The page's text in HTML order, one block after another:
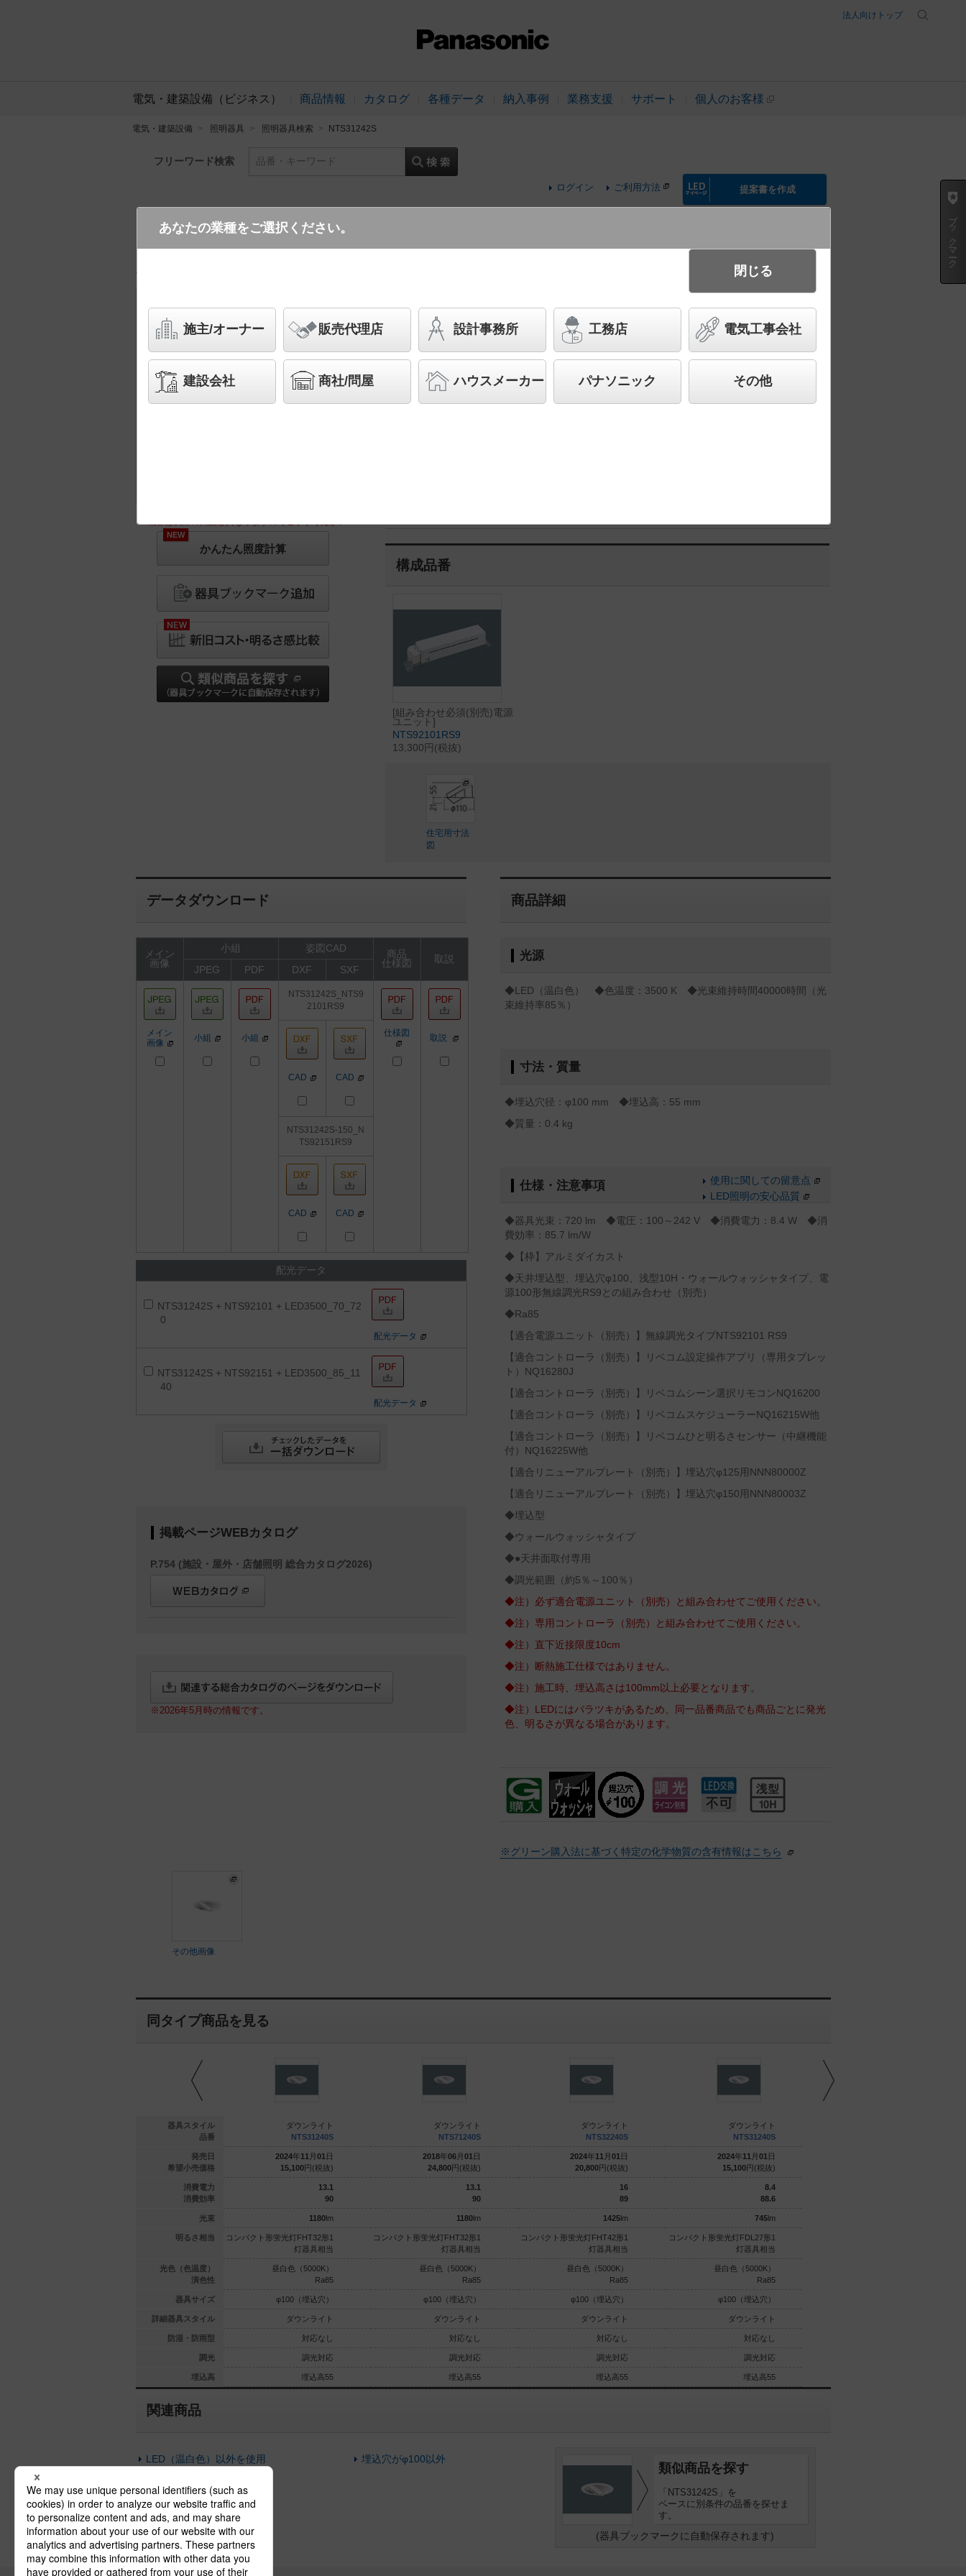
法人向けトップ
電気・建築設備（ビジネス） 商品情報 カタログ 各種データ 納入事例 業務支援 サポート 個人のお客様
電気・建築設備 照明器具 照明器具検索 NTS31242S
フリーワード検索 品番・キーワード
ログイン ご利用方法 提案書を作成
NTS31242S(電源100形無線調光RS9との組み合わせ（別売）)
※画像は実際の商品と異なりますのでご了承ください
NEW
かんたん照度計算
天井埋込型 LED（温白色） ダウンライト 浅型10H・ウォールウォッシャタ
イプ 調光タイプ（ライコン別売）／埋込穴φ100 TOLSO（トルソー）・
LiBecoM（リベコム） ウォールウォッシャ コンパクト形蛍光灯FDL27形1灯
器具相当 LED 100形
案する商品群です）
構成品番
[組み合わせ必須(別売)電源
ユニット]
NTS92101RS9
13,300円(税抜)
住宅用寸法
図
データダウンロード
メイン
画像
小組 姿図CAD
商品
仕様図
取説
JPEG
PDF DXF SXF
メイン
画像
小組 小組
NTS31242S_NTS9
2101RS9
仕様図 取説
CAD CAD
NTS31242S-150_N
TS92151RS9
CAD CAD
配光データ
NTS31242S + NTS92101 + LED3500_70_72
0
配光データ
NTS31242S + NTS92151 + LED3500_85_11
40
配光データ
掲載ページWEBカタログ
P.754 (施設・屋外・店舗照明 総合カタログ2026)
※2026年5月時の情報です。
商品詳細
光源
◆LED（温白色） ◆色温度：3500 K ◆光束維持時間40000時間（光
束維持率85％）
寸法・質量
◆埋込穴径：φ100 mm ◆埋込高：55 mm
◆質量：0.4 kg
仕様・注意事項
使用に関しての留意点
LED照明の安心品質
◆器具光束：720 lm ◆電圧：100～242 V ◆消費電力：8.4 W ◆消
費効率：85.7 lm/W
◆【枠】アルミダイカスト
◆天井埋込型、埋込穴φ100、浅型10H・ウォールウォッシャタイプ、電
源100形無線調光RS9との組み合わせ（別売）
◆Ra85
【適合電源ユニット（別売）】無線調光タイプNTS92101 RS9
【適合コントローラ（別売）】リベコム設定操作アプリ（専用タブレッ
ト）NQ16280J
【適合コントローラ（別売）】リベコムシーン選択リモコンNQ16200
【適合コントローラ（別売）】リベコムスケジューラーNQ16215W他
【適合コントローラ（別売）】リベコムひと明るさセンサー（中継機能
付）NQ16225W他
【適合リニューアルプレート（別売）】埋込穴φ125用NNN80000Z
【適合リニューアルプレート（別売）】埋込穴φ150用NNN80003Z
◆埋込型
◆ウォールウォッシャタイプ
◆●天井面取付専用
◆調光範囲（約5％～100％）
◆注）必ず適合電源ユニット（別売）と組み合わせてご使用ください。
◆注）専用コントローラ（別売）と組み合わせてご使用ください。
◆注）直下近接限度10cm
◆注）断熱施工仕様ではありません。
◆注）施工時、埋込高さは100mm以上必要となります。
◆注）LEDにはバラツキがあるため、同一品番商品でも商品ごとに発光
色、明るさが異なる場合があります。
※グリーン購入法に基づく特定の化学物質の含有情報はこちら
その他画像
同タイプ商品を見る
器具スタイル
品番
発売日
希望小売価格
消費電力
消費効率
光束
明るさ相当
光色（色温度）
演色性
器具サイズ
詳細器具スタイル
防湿・防雨型
調光
埋込高
ダウンライト
円(税抜)
8.4
79.1
コンパクト形蛍光灯FDL27形1
電球色（2700K）
φ100（埋込穴）
ダウンライト
対応なし
ダウンライト
NTS31240S
2024年11 月 01 日
15,100円(税抜)
13.1
90
1180lm
コンパクト形蛍光灯FHT32形1
灯器具相当
昼白色（5000K）
Ra85
φ100（埋込穴）
ダウンライト
対応なし
調光対応
埋込高55
ダウンライト
NTS71240S
2018年06月 01 日
24,800円(税抜)
13.1
90
1180lm
コンパクト形蛍光灯FHT32形1
灯器具相当
昼白色（5000K）
Ra85
φ100（埋込穴）
ダウンライト
対応なし
調光対応
埋込高55
ダウンライト
NTS32240S
2024年11 月 01 日
20,800円(税抜)
16
89
1425lm
コンパクト形蛍光灯FHT42形1
灯器具相当
昼白色（5000K）
Ra85
φ100（埋込穴）
ダウンライト
対応なし
調光対応
埋込高55
ダウンライト
NTS31240S
2024年11 月 01 日
15,100円(税抜)
8.4
88.6
745lm
コンパクト形蛍光灯FDL27形1
灯器具相当
昼白色（5000K）
Ra85
φ100（埋込穴）
ダウンライト
対応なし
調光対応
埋込高55
関連商品
LED（温白色）以外を使用 埋込穴がφ100以外
類似商品を探す
「NTS31242S」を
ベースに別条件の品番を探せま
す。
(器具ブックマークに自動保存されます)
ブックマーク
あなたの業種をご選択ください。
施主/オーナー 販売代理店 設計事務所 工務店 電気工事会社
建設会社 商社/問屋 ハウスメーカー パナソニック その他
閉じる